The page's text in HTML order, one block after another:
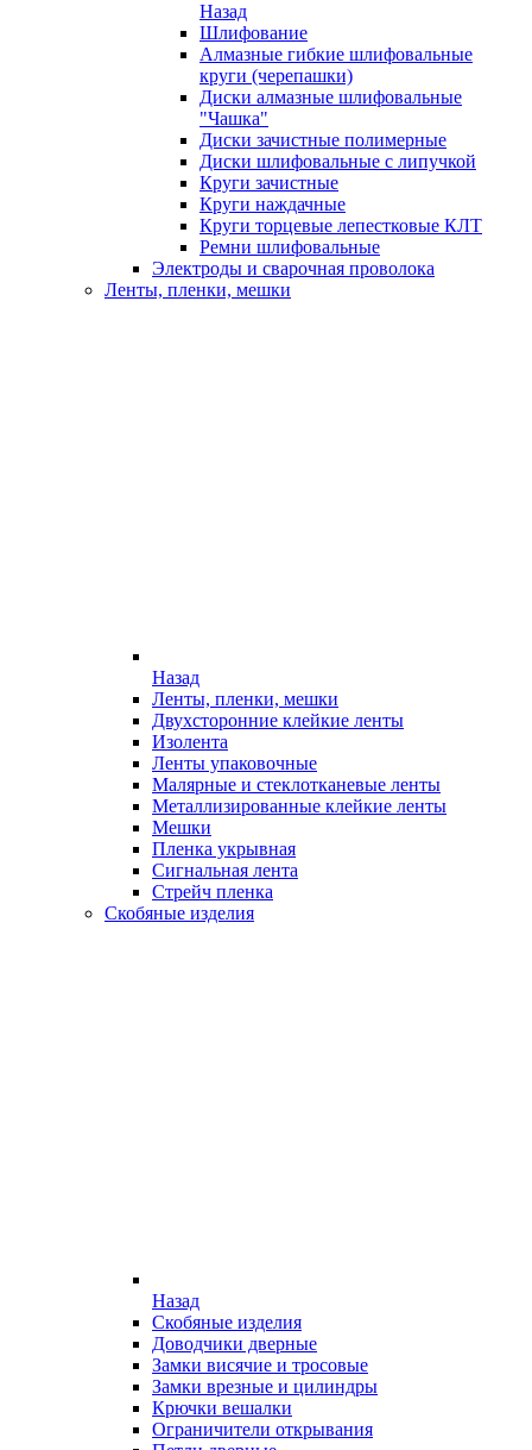
Назад
Шлифование
Алмазные гибкие шлифовальные
круги (черепашки)
Диски алмазные шлифовальные
"Чашка"
Диски зачистные полимерные
Диски шлифовальные с липучкой
Круги зачистные
Круги наждачные
Круги торцевые лепестковые КЛТ
Ремни шлифовальные
Электроды и сварочная проволока
Ленты, пленки, мешки
Назад
Ленты, пленки, мешки
Двухсторонние клейкие ленты
Изолента
Ленты упаковочные
Малярные и стеклотканевые ленты
Металлизированные клейкие ленты
Мешки
Пленка укрывная
Сигнальная лента
Стрейч пленка
Скобяные изделия
Назад
Скобяные изделия
Доводчики дверные
Замки висячие и тросовые
Замки врезные и цилиндры
Крючки вешалки
Ограничители открывания